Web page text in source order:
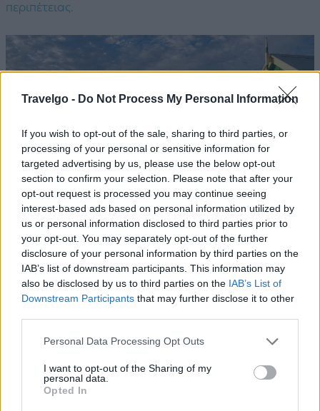
Travelgo - Do Not Process My Personal Information
If you wish to opt-out of the sale, sharing to third parties, or
processing of your personal or sensitive information for
targeted advertising by us, please use the below opt-out
section to confirm your selection. Please note that after your
opt-out request is processed you may continue seeing
interest-based ads based on personal information utilized by
us or personal information disclosed to third parties prior to
your opt-out. You may separately opt-out of the further
disclosure of your personal information by third parties on the
IAB’s list of downstream participants. This information may
also be disclosed by us to third parties on the IAB’s List of
Downstream Participants that may further disclose it to other
Please note that this website/app uses one or more Google
not limited to your visit or usage behaviour. You may click to
grant or deny consent to Google and its third-party tags to
use your data for below specified purposes in below Google
Personal Data Processing Opt Outs
I want to opt-out of the Sharing of my
personal data.
Opted In
περιπέτειας.
ΕΞΩΤΕΡΙΚΟ 02.08.2024
Οι 5 πιο ήρεμες πόλεις του πλανήτη
Αυτές είναι οι top πόλεις του κόσμου για όσους θέλουν
να συνδυάσουν διακοπές σε πόλη με την απόλυτη